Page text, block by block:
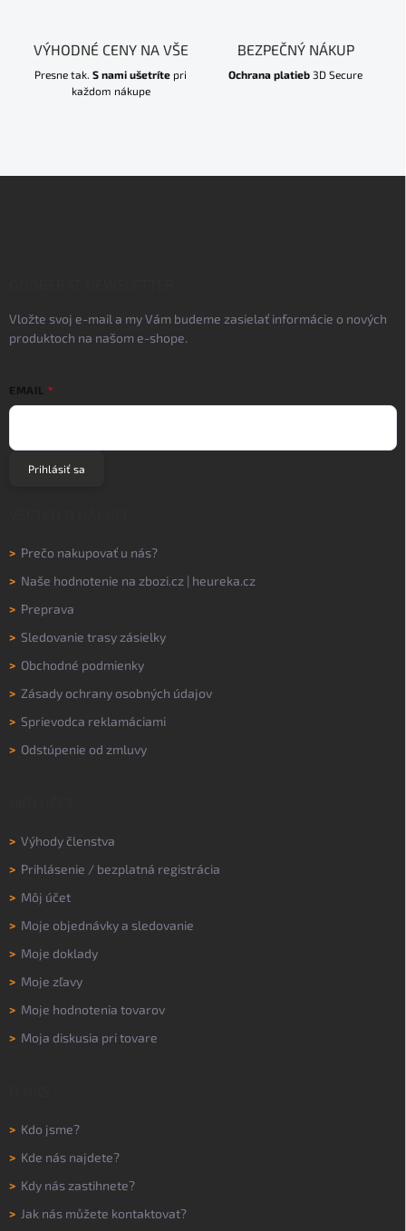
VÝHODNÉ CENY NA VŠE
Presne tak. S nami ušetríte pri
každom nákupe
BEZPEČNÝ NÁKUP
Ochrana platieb 3D Secure
Vložte svoj e-mail a my Vám budeme zasielať informácie o nových
produktoch na našom e-shope.
EMAIL
Prihlásiť sa
> Prečo nakupovať u nás?
> Naše hodnotenie na zbozi.cz | heureka.cz
> Preprava
> Sledovanie trasy zásielky
> Obchodné podmienky
> Zásady ochrany osobných údajov
> Sprievodca reklamáciami
> Odstúpenie od zmluvy
> Výhody členstva
> Prihlásenie / bezplatná registrácia
> Môj účet
> Moje objednávky a sledovanie
> Moje doklady
> Moje zľavy
> Moje hodnotenia tovarov
> Moja diskusia pri tovare
> Kdo jsme?
> Kde nás najdete?
> Kdy nás zastihnete?
> Jak nás můžete kontaktovat?